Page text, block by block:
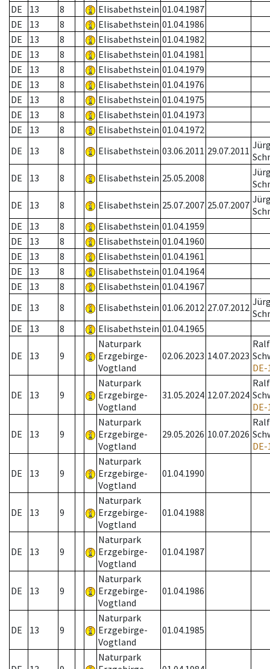
DE
13 8 Elisabethstein 01.04.1987
DE
13 8 Elisabethstein 01.04.1986
DE
13 8 Elisabethstein 01.04.1982
DE
13 8 Elisabethstein 01.04.1981
DE
13 8 Elisabethstein 01.04.1979
DE
13 8 Elisabethstein 01.04.1976
DE
13 8 Elisabethstein 01.04.1975
DE
13 8 Elisabethstein 01.04.1973
DE
13 8 Elisabethstein 01.04.1972
DE
13 8 Elisabethstein 03.06.2011 29.07.2011
DE
13 8 Elisabethstein 25.05.2008
DE
13 8 Elisabethstein 25.07.2007 25.07.2007
DE
13 8 Elisabethstein 01.04.1959
DE
13 8 Elisabethstein 01.04.1960
DE
13 8 Elisabethstein 01.04.1961
DE
13 8 Elisabethstein 01.04.1964
DE
13 8 Elisabethstein 01.04.1967
DE
13 8 Elisabethstein 01.06.2012 27.07.2012
DE
13 8 Elisabethstein 01.04.1965
DE 13 9
Naturpark
Erzgebirge-
Vogtland
02.06.2023 14.07.2023
Ralf
DE 13 9
Naturpark
Erzgebirge-
Vogtland
31.05.2024 12.07.2024
Ralf
DE 13 9
Naturpark
Erzgebirge-
Vogtland
29.05.2026 10.07.2026
Ralf
DE 13 9
Naturpark
Erzgebirge-
Vogtland
01.04.1990
DE 13 9
Naturpark
Erzgebirge-
Vogtland
01.04.1988
DE 13 9
Naturpark
Erzgebirge-
Vogtland
01.04.1987
DE 13 9
Naturpark
Erzgebirge-
Vogtland
01.04.1986
DE 13 9
Naturpark
Erzgebirge-
Vogtland
01.04.1985
Naturpark